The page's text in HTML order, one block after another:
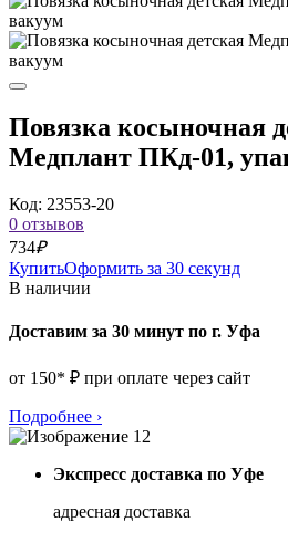
Повязка косыночная
Медплант ПКд-01,
Код: 23553-20
0 отзывов
734₽
КупитьОформить за 30 секунд
В наличии
Доставим за 30 минут по г. Уфа
от 150* ₽ при оплате через сайт
Подробнее ›
Экспресс доставка по Уфе
адресная доставка